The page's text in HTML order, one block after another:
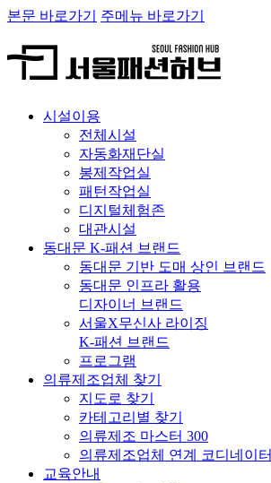
본문 바로가기 주메뉴 바로가기
시설이용
전체시설
자동화재단실
봉제작업실
패턴작업실
디지털체험존
대관시설
동대문 K-패션 브랜드
동대문 기반 도매 상인 브랜드
동대문 인프라 활용
디자이너 브랜드
서울X무신사 라이징
K-패션 브랜드
프로그램
의류제조업체 찾기
지도로 찾기
카테고리별 찾기
의류제조 마스터 300
의류제조업체 연계 코디네이터
교육안내